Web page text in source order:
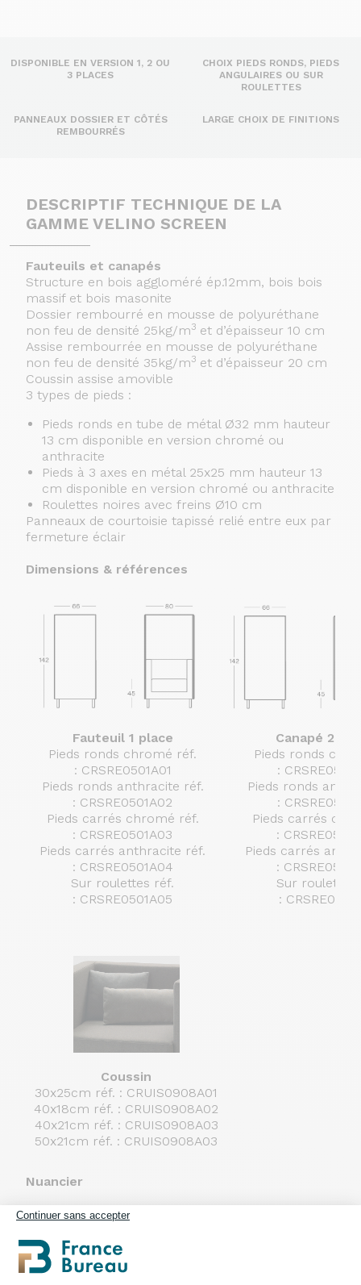
Continuer sans accepter
DISPONIBLE EN VERSION 1, 2 OU
3 PLACES
CHOIX PIEDS RONDS, PIEDS
ANGULAIRES OU SUR
ROULETTES
PANNEAUX DOSSIER ET CÔTÉS
REMBOURRÉS
LARGE CHOIX DE FINITIONS
DESCRIPTIF TECHNIQUE DE LA
GAMME VELINO SCREEN
Fauteuils et canapés
Structure en bois aggloméré ép.12mm, bois bois
massif et bois masonite
Dossier rembourré en mousse de polyuréthane
non feu de densité 25kg/m3 et d’épaisseur 10 cm
Assise rembourrée en mousse de polyuréthane
non feu de densité 35kg/m3 et d’épaisseur 20 cm
Coussin assise amovible
3 types de pieds :
Pieds ronds en tube de métal Ø32 mm hauteur
13 cm disponible en version chromé ou
anthracite
Pieds à 3 axes en métal 25x25 mm hauteur 13
cm disponible en version chromé ou anthracite
Roulettes noires avec freins Ø10 cm
Panneaux de courtoisie tapissé relié entre eux par
fermeture éclair
Dimensions & références
Fauteuil 1 place
Pieds ronds chromé réf.
: CRSRE0501A01
Pieds ronds anthracite réf.
: CRSRE0501A02
Pieds carrés chromé réf.
: CRSRE0501A03
Pieds carrés anthracite réf.
: CRSRE0501A04
Sur roulettes réf.
: CRSRE0501A05
Canapé 2
Pieds ronds
:
Pieds ronds
:
Pieds carrés
:
Pieds carrés
:
Sur roulettes
:
Coussin
30x25cm réf. : CRUIS0908A01
40x18cm réf. : CRUIS0908A02
40x21cm réf. : CRUIS0908A03
50x21cm réf. : CRUIS0908A03
Nuancier
MR - Tissu ignifuge M1
100% Polyester Trevira CS - Poids : 328 gr⁄m2 -
(classe 1IM in combinazione con seduta con gomma